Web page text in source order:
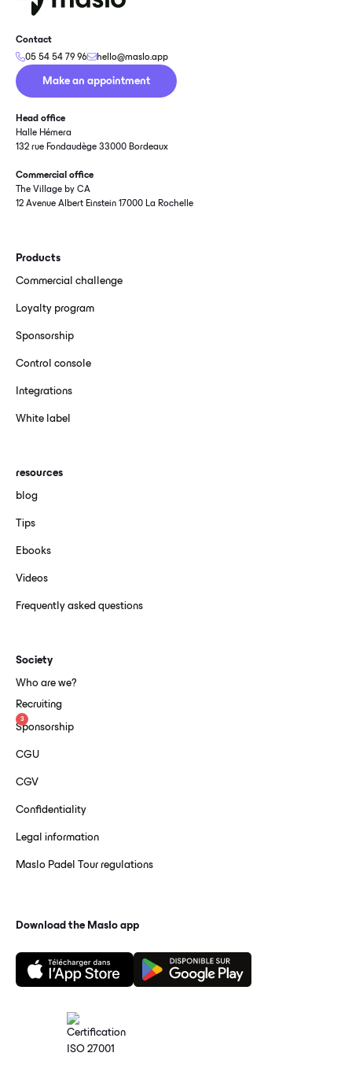
Contact
05 54 54 79 96 hello@maslo.app
Make an appointment
Head office
Halle Hémera
132 rue Fondaudège 33000 Bordeaux
Commercial office
The Village by CA
12 Avenue Albert Einstein 17000 La Rochelle
Products
Commercial challenge
Loyalty program
Sponsorship
Control console
Integrations
White label
resources
blog
Tips
Ebooks
Videos
Frequently asked questions
Society
Who are we?
Recruiting
3
Sponsorship
CGU
CGV
Confidentiality
Legal information
Maslo Padel Tour regulations
Download the Maslo app